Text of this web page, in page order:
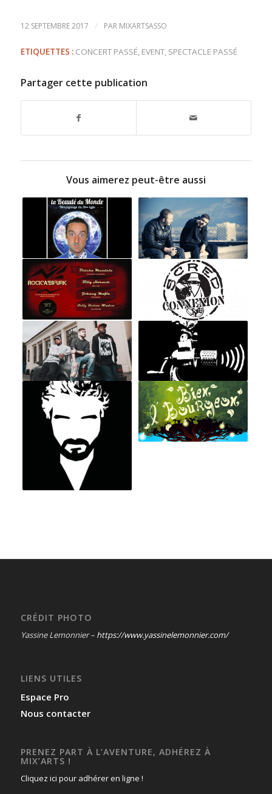
12 SEPTEMBRE 2017 / PAR MIXARTSASSO
ETIQUETTES : CONCERT PASSÉ, EVENT, SPECTACLE PASSÉ
Partager cette publication
Vous aimerez peut-être aussi
CRÉDIT PHOTO
Yassine Lemonnier – https://www.yassinelemonnier.com/
LIENS UTILES
Espace Pro
Nous contacter
PRENEZ PART À L’AVENTURE, ADHÉREZ À
MIX’ARTS !
Cliquez ici pour adhérer en ligne !